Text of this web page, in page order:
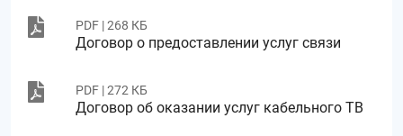
PDF | 268 КБ
Договор о предоставлении услуг связи
PDF | 272 КБ
Договор об оказании услуг кабельного ТВ